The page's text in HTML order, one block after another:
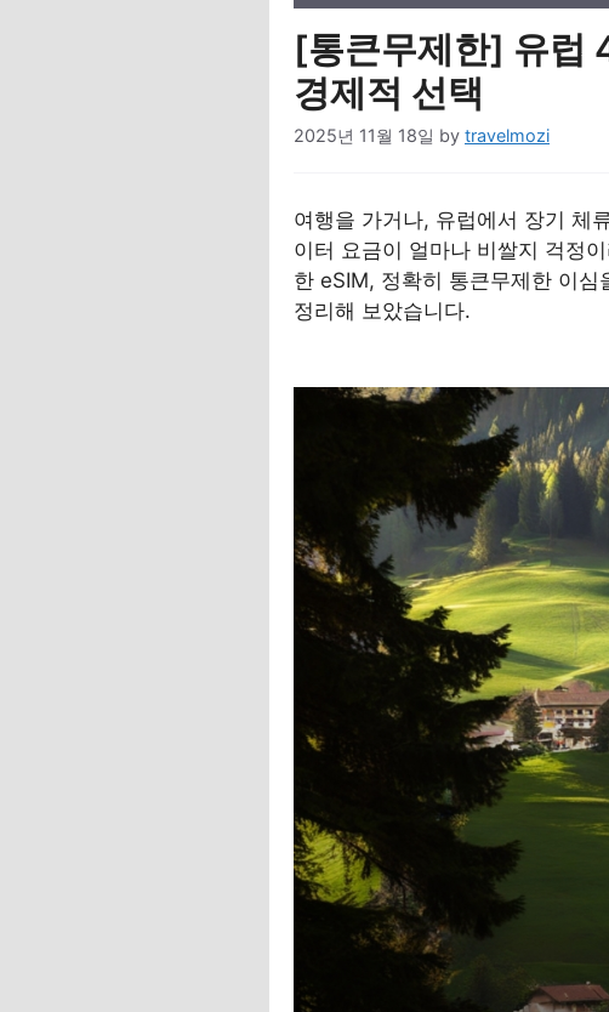
[통큰무제한] 유럽
경제적 선택
2025년 11월 18일 by travelmozi
여행을 가거나, 유럽에서 장기 체
이터 요금이 얼마나 비쌀지 걱정
한 eSIM, 정확히 통큰무제한 이
정리해 보았습니다.